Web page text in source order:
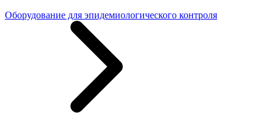
Оборудование для эпидемиологического контроля